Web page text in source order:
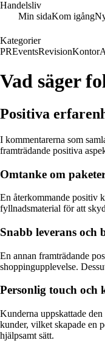
Handelsliv
Min sidaKom igång
Kategorier
PREventsRevisionKontor
Vad säger
Positiva
I kommentarerna som
framträdande positiva
Omtanke om
En återkommande positiv
fyllnadsmaterial för att
Snabb leverans
En annan framträdande
shoppingupplevelse.
Personlig touch och
Kunderna uppskattade
kunder, vilket skapade en
hjälpsamt sätt.